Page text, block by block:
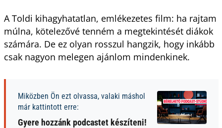
A Toldi kihagyhatatlan, emlékezetes film: ha rajtam
múlna, kötelezővé tenném a megtekintését diákok
számára. De ez olyan rosszul hangzik, hogy inkább
csak nagyon melegen ajánlom mindenkinek.
Miközben Ön ezt olvassa, valaki máshol
már kattintott erre:
Gyere hozzánk podcastet készíteni!